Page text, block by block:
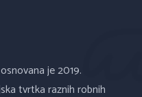
je 2019.
tvrtka raznih robnih